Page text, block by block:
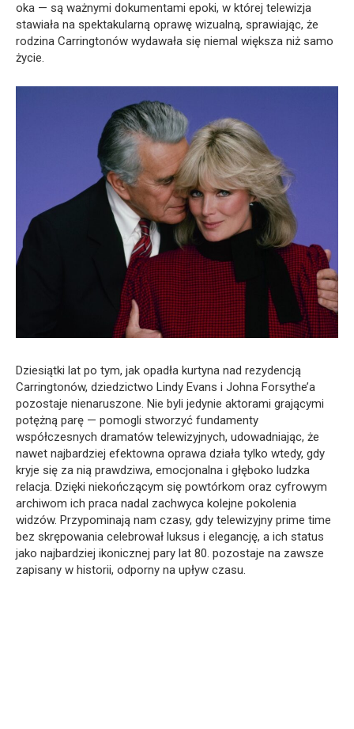
oka — są ważnymi dokumentami epoki, w której telewizja
stawiała na spektakularną oprawę wizualną, sprawiając, że
rodzina Carringtonów wydawała się niemal większa niż samo
życie.
Dziesiątki lat po tym, jak opadła kurtyna nad rezydencją
Carringtonów, dziedzictwo Lindy Evans i Johna Forsythe’a
pozostaje nienaruszone. Nie byli jedynie aktorami grającymi
potężną parę — pomogli stworzyć fundamenty
współczesnych dramatów telewizyjnych, udowadniając, że
nawet najbardziej efektowna oprawa działa tylko wtedy, gdy
kryje się za nią prawdziwa, emocjonalna i głęboko ludzka
relacja. Dzięki niekończącym się powtórkom oraz cyfrowym
archiwom ich praca nadal zachwyca kolejne pokolenia
widzów. Przypominają nam czasy, gdy telewizyjny prime time
bez skrępowania celebrował luksus i elegancję, a ich status
jako najbardziej ikonicznej pary lat 80. pozostaje na zawsze
zapisany w historii, odporny na upływ czasu.